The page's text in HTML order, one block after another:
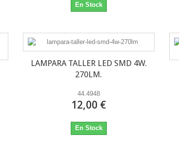
En Stock
LAMPARA TALLER LED SMD 4W.
270LM.
44.4948
12,00 €
En Stock